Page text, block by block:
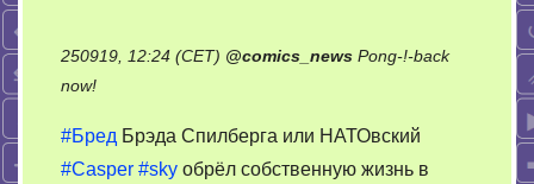
250919, 12:24 (CET) @comics_news Pong-!-back
now!on
Спилберга
про
#Бред Брэда Спилберга или НАТОвский
#Casper #sky обрёл собственную жизнь в